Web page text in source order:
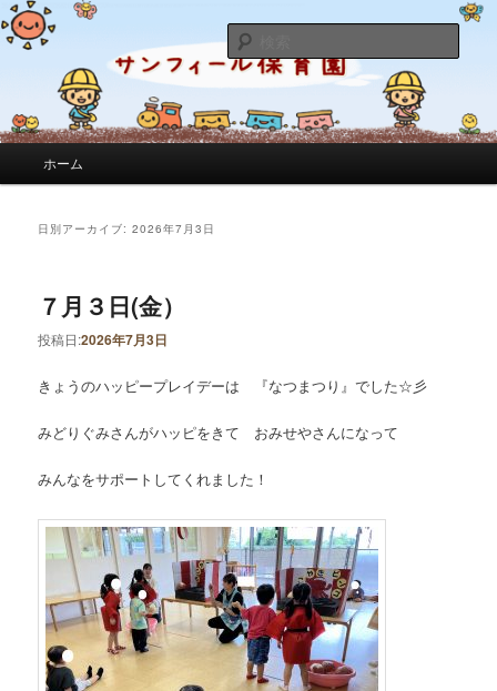
サンフィール保育園のブログ
サンフィール保育園のせんせいのブログです。園の日常を綴っています。
索
メインコンテンツへ移動
サブコンテンツへ移動
ホーム
日別アーカイブ:2026年7月3日
７月３日(金）
投稿日:2026年7月3日
きょうのハッピープレイデーは 『なつまつり』でした☆彡
みどりぐみさんがハッピをきて おみせやさんになって
みんなをサポートしてくれました！